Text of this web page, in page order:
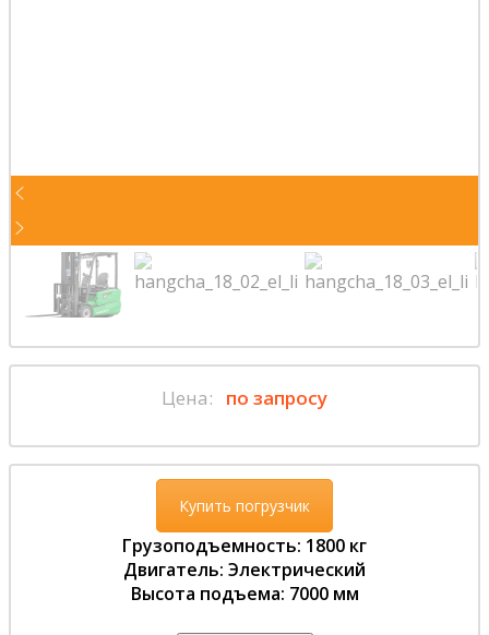
Цена: по запросу
Купить погрузчик
Грузоподъемность: 1800 кг
Двигатель: Электрический
Высота подъема: 7000 мм